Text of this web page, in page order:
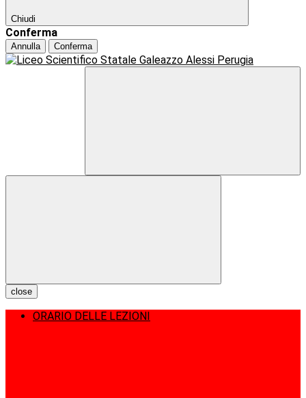
Chiudi
Conferma
Annulla Conferma
close
ORARIO DELLE LEZIONI